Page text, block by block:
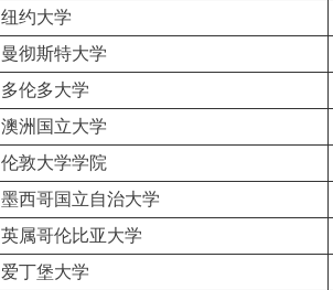
纽约大学
曼彻斯特大学
多伦多大学
澳洲国立大学
伦敦大学学院
墨西哥国立自治大学
英属哥伦比亚大学
爱丁堡大学